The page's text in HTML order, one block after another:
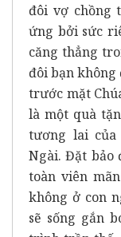
đôi vợ chồng
ứng bởi sức
căng thẳng
đôi bạn không
trước mặt
là một quà
tương lai
Ngài. Đặt bảo
toàn viên
không ở con
sẽ sống gắn